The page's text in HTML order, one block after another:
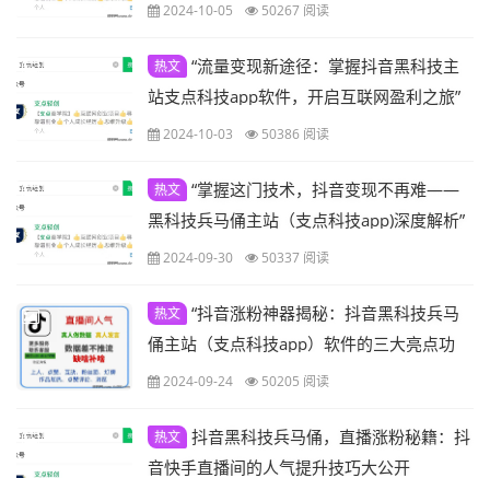
2024-10-05 50267 阅读
热文 “流量变现新途径：掌握抖音黑科技主
站支点科技app软件，开启互联网盈利之旅”
2024-10-03 50386 阅读
热文 “掌握这门技术，抖音变现不再难——
黑科技兵马俑主站（支点科技app)深度解析”
2024-09-30 50337 阅读
热文 “抖音涨粉神器揭秘：抖音黑科技兵马
俑主站（支点科技app）软件的三大亮点功
能”2024-09-24 50205 阅读
热文 抖音黑科技兵马俑，直播涨粉秘籍：抖
音快手直播间的人气提升技巧大公开